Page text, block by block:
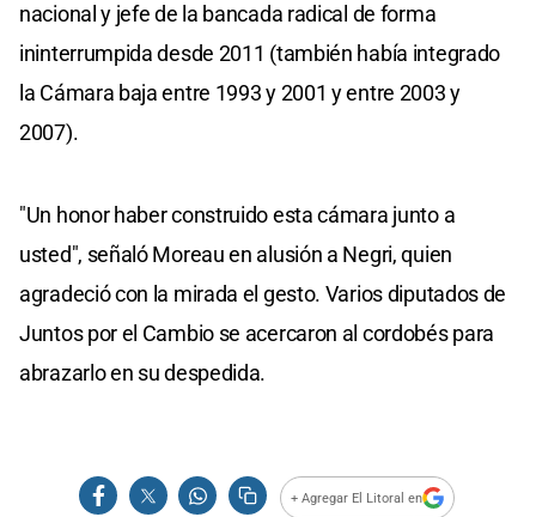
nacional y jefe de la bancada radical de forma
ininterrumpida desde 2011 (también había integrado
la Cámara baja entre 1993 y 2001 y entre 2003 y
2007).
"Un honor haber construido esta cámara junto a
usted", señaló Moreau en alusión a Negri, quien
agradeció con la mirada el gesto. Varios diputados de
Juntos por el Cambio se acercaron al cordobés para
abrazarlo en su despedida.
+ Agregar El Litoral en